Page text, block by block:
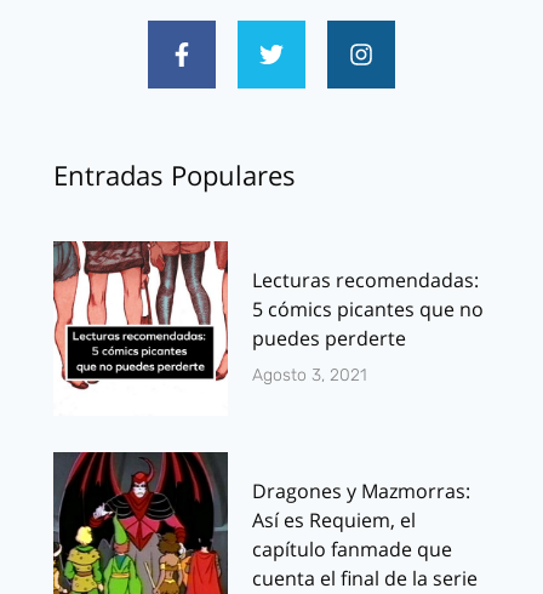
Entradas Populares
Lecturas recomendadas:
5 cómics picantes que no
puedes perderte
Agosto 3, 2021
Dragones y Mazmorras:
Así es Requiem, el
capítulo fanmade que
cuenta el final de la serie